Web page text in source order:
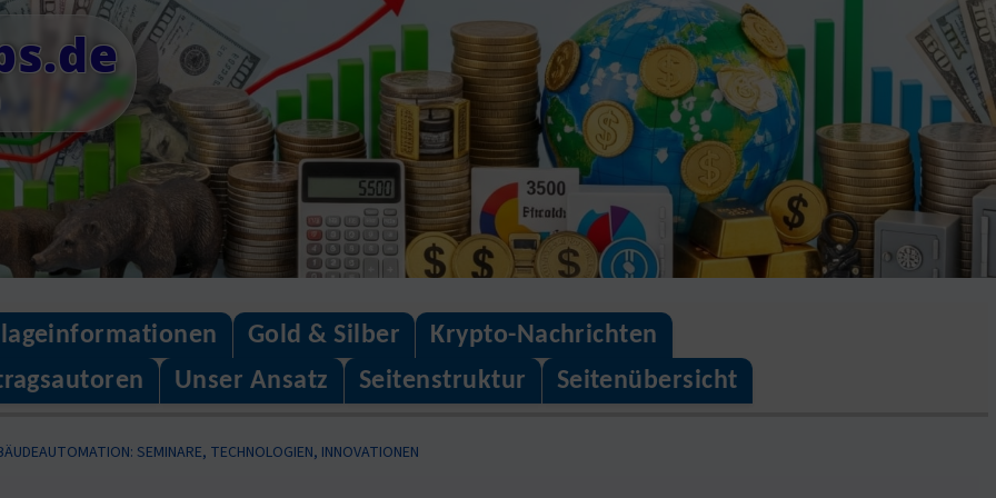
Gold & Silber
Krypto-Nachrichten
Unser Ansatz Seitenstruktur Seitenübersicht
SEMINARE, TECHNOLOGIEN, INNOVATIONEN